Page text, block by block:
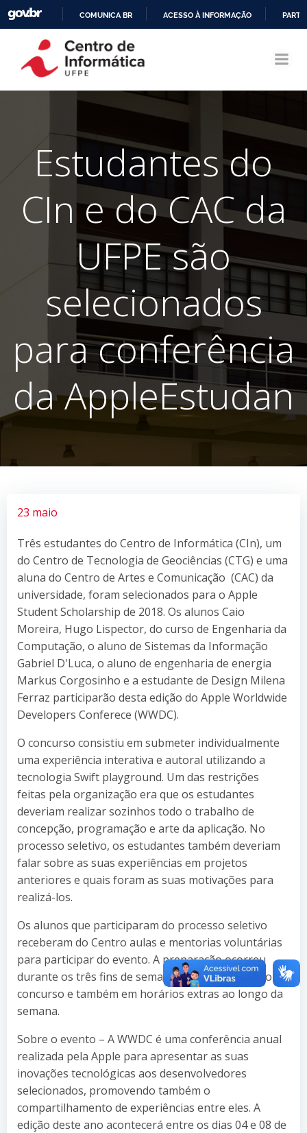
CONTEÚDO
COMUNICA BR ACESSO À INFORMAÇÃO
Estudantes do
CIn e do CAC da
UFPE são
selecionados
para conferência
da AppleEstudan
23 maio
Três estudantes do Centro de Informática (CIn), um
do Centro de Tecnologia de Geociências (CTG) e uma
aluna do Centro de Artes e Comunicação (CAC) da
universidade, foram selecionados para o Apple
Student Scholarship de 2018. Os alunos Caio
Moreira, Hugo Lispector, do curso de Engenharia da
Computação, o aluno de Sistemas da Informação
Gabriel D'Luca, o aluno de engenharia de energia
Markus Corgosinho e a estudante de Design Milena
Ferraz participarão desta edição do Apple Worldwide
Developers Conferece (WWDC).
O concurso consistiu em submeter individualmente
uma experiência interativa e autoral utilizando a
tecnologia Swift playground. Um das restrições
feitas pela organização era que os estudantes
deveriam realizar sozinhos todo o trabalho de
concepção, programação e arte da aplicação. No
processo seletivo, os estudantes também deveriam
falar sobre as suas experiências em projetos
anteriores e quais foram as suas motivações para
realizá-los.
Os alunos que participaram do processo seletivo
receberam do Centro aulas e mentorias voluntárias
para participar do evento. A preparação ocorreu
durante os três fins de semana que precederam o
concurso e também em horários extras ao longo da
semana.
Sobre o evento – A WWDC é uma conferência anual
realizada pela Apple para apresentar as suas
inovações tecnológicas aos desenvolvedores
selecionados, promovendo também o
compartilhamento de experiências entre eles. A
edição deste ano acontecerá entre os dias 04 e 08 de